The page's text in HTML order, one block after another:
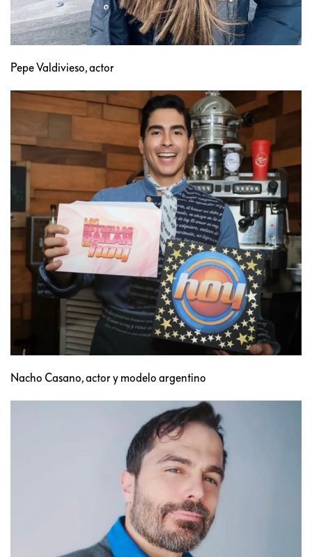
Pepe Valdivieso, actor
Nacho Casano, actor y modelo argentino